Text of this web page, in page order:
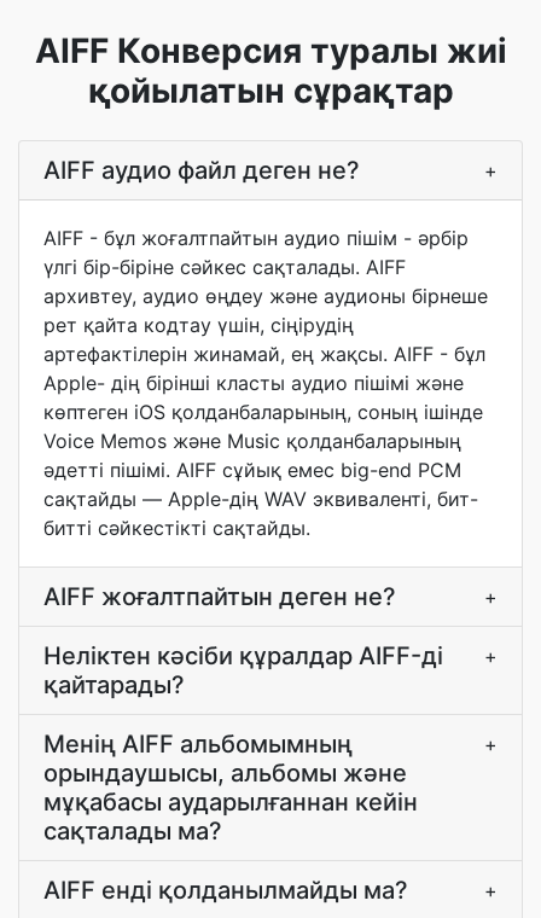
AIFF Конверсия туралы жиі
қойылатын сұрақтар
AIFF аудио файл деген не? +
AIFF - бұл жоғалтпайтын аудио пішім - әрбір
үлгі бір-біріне сәйкес сақталады. AIFF
архивтеу, аудио өңдеу және аудионы бірнеше
рет қайта кодтау үшін, сіңірудің
артефактілерін жинамай, ең жақсы. AIFF - бұл
Apple- дің бірінші класты аудио пішімі және
көптеген iOS қолданбаларының, соның ішінде
Voice Memos және Music қолданбаларының
әдетті пішімі. AIFF сұйық емес big-end PCM
сақтайды — Apple-дің WAV эквиваленті, бит-
битті сәйкестікті сақтайды.
AIFF жоғалтпайтын деген не? +
Неліктен кәсіби құралдар AIFF-ді
қайтарады?
+
Менің AIFF альбомымның
орындаушысы, альбомы және
мұқабасы аударылғаннан кейін
сақталады ма?
+
AIFF енді қолданылмайды ма? +